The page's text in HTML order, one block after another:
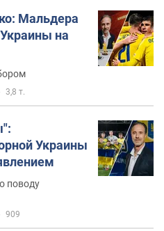
Мальдера
на
3,8 т.
Украины
поводу
909